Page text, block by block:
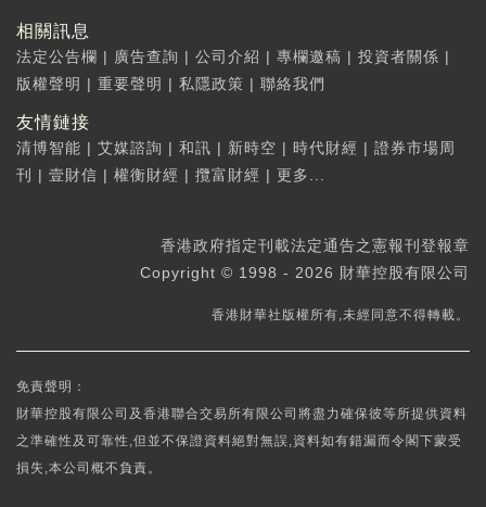
相關訊息
法定公告欄 | 廣告查詢 | 公司介紹 | 專欄邀稿 | 投資者關係 |
版權聲明 | 重要聲明 | 私隱政策 | 聯絡我們
友情鏈接
清博智能 | 艾媒諮詢 | 和訊 | 新時空 | 時代財經 | 證券市場周
刊
| 壹財信 | 權衡財經 | 攬富財經 | 更多...
香港政府指定刊載法定通告之憲報刊登報章
Copyright © 1998 - 2026 財華控股有限公司
香港財華社版權所有,未經同意不得轉載。
免責聲明：
財華控股有限公司及香港聯合交易所有限公司將盡力確保彼等所提供資料
之準確性及可靠性,但並不保證資料絕對無誤,資料如有錯漏而令閣下蒙受
損失,本公司概不負責。